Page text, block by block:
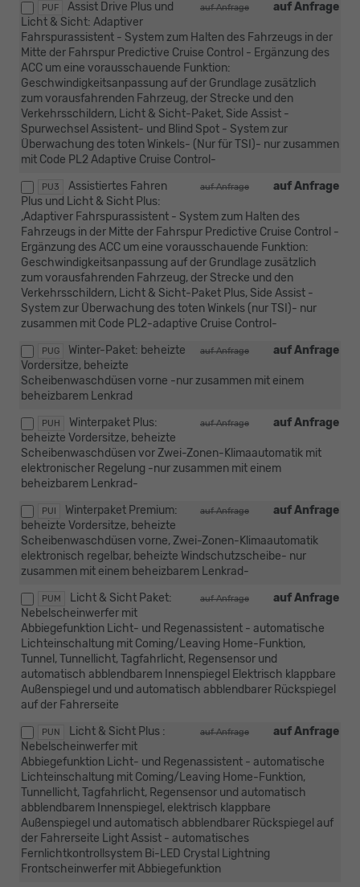
PUF auf Anfrage
auf Anfrage
Assist Drive Plus und
Licht & Sicht: Adaptiver
Fahrspurassistent - System zum Halten des Fahrzeugs in der
Mitte der Fahrspur Predictive Cruise Control - Ergänzung des
ACC um eine vorausschauende Funktion:
Geschwindigkeitsanpassung auf der Grundlage zusätzlich
zum vorausfahrenden Fahrzeug, der Strecke und den
Verkehrsschildern, Licht & Sicht-Paket, Side Assist -
Spurwechsel Assistent- und Blind Spot - System zur
Überwachung des toten Winkels- (Nur für TSI)- nur zusammen
mit Code PL2 Adaptive Cruise Control-
PU3 auf Anfrage
auf Anfrage
Assistiertes Fahren
Plus und Licht & Sicht Plus:
,Adaptiver Fahrspurassistent - System zum Halten des
Fahrzeugs in der Mitte der Fahrspur Predictive Cruise Control -
Ergänzung des ACC um eine vorausschauende Funktion:
Geschwindigkeitsanpassung auf der Grundlage zusätzlich
zum vorausfahrenden Fahrzeug, der Strecke und den
Verkehrsschildern, Licht & Sicht-Paket Plus, Side Assist -
System zur Überwachung des toten Winkels (nur TSI)- nur
zusammen mit Code PL2-adaptive Cruise Control-
PUG auf Anfrage
auf Anfrage
Winter-Paket: beheizte
Vordersitze, beheizte
Scheibenwaschdüsen vorne -nur zusammen mit einem
beheizbarem Lenkrad
PUH auf Anfrage
auf Anfrage
Winterpaket Plus:
beheizte Vordersitze, beheizte
Scheibenwaschdüsen vor Zwei-Zonen-Klimaautomatik mit
elektronischer Regelung -nur zusammen mit einem
beheizbarem Lenkrad-
PUI auf Anfrage
auf Anfrage
Winterpaket Premium:
beheizte Vordersitze, beheizte
Scheibenwaschdüsen vorne, Zwei-Zonen-Klimaautomatik
elektronisch regelbar, beheizte Windschutzscheibe- nur
zusammen mit einem beheizbarem Lenkrad-
PUM auf Anfrage
auf Anfrage
Licht & Sicht Paket:
Nebelscheinwerfer mit
Abbiegefunktion Licht- und Regenassistent - automatische
Lichteinschaltung mit Coming/Leaving Home-Funktion,
Tunnel, Tunnellicht, Tagfahrlicht, Regensensor und
automatisch abblendbarem Innenspiegel Elektrisch klappbare
Außenspiegel und und automatisch abblendbarer Rückspiegel
auf der Fahrerseite
PUN auf Anfrage
auf Anfrage
Licht & Sicht Plus :
Nebelscheinwerfer mit
Abbiegefunktion Licht- und Regenassistent - automatische
Lichteinschaltung mit Coming/Leaving Home-Funktion,
Tunnellicht, Tagfahrlicht, Regensensor und automatisch
abblendbarem Innenspiegel, elektrisch klappbare
Außenspiegel und automatisch abblendbarer Rückspiegel auf
der Fahrerseite Light Assist - automatisches
Fernlichtkontrollsystem Bi-LED Crystal Lightning
Frontscheinwerfer mit Abbiegefunktion